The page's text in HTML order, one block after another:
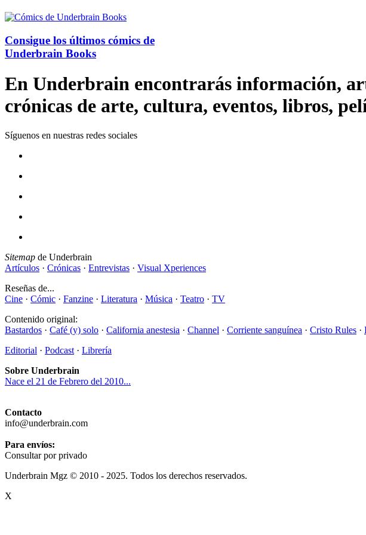
Consigue los últimos cómics de
Underbrain Books
En Underbrain encontrarás información,
crónicas de arte, cultura, eventos, libros,
Síguenos en nuestras redes sociales
Sitemap de Underbrain
Artículos · Crónicas · Entrevistas · Visual Xperiences
Reseñas de...
Cine · Cómic · Fanzine · Literatura · Música · Teatro · TV
Contenido original:
Bastardos · Café (y) solo · California anestesia · Channel · Corriente sanguínea · Cristo Rules ·
Editorial · Podcast · Librería
Sobre Underbrain
Nace el 21 de Febrero del 2010...
Contacto
info@underbrain.com
Para envíos:
Consultar por privado
Underbrain Mgz © 2010 - 2025. Todos los derechos reservados.
X